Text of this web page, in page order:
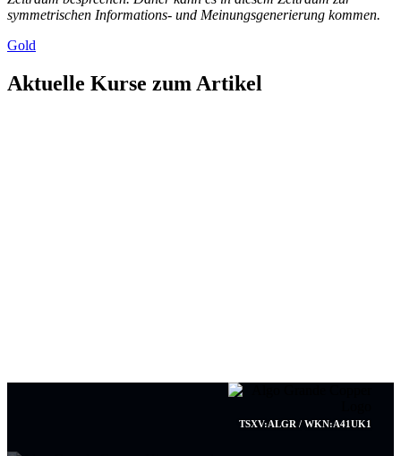
symmetrischen Informations- und Meinungsgenerierung kommen.
Gold
Aktuelle Kurse zum Artikel
TSXV:ALGR / WKN:A41UK1